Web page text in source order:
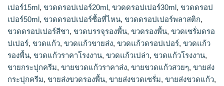
เปอร์15ml, ขวดดรอปเปอร์20ml, ขวดดรอปเปอร์30ml, ขวดดรอป
เปอร์50ml, ขวดดรอปเปอร์ซื้อที่ไหน, ขวดดรอปเปอร์พลาสติก,
ขวดดรอปเปอร์สีชา, ขวดบรรจุรองพื้น, ขวดรองพื้น, ขวดเซรั่มดรอ
ปเปอร์, ขวดแก้ว, ขวดแก้วขายส่ง, ขวดแก้วดรอปเปอร์, ขวดแก้ว
รองพื้น, ขวดแก้วราคาโรงงาน, ขวดแก้วเปล่า, ขวดแก้วโรงงาน,
ขายกระปุกครีม, ขายขวดแก้วราคาส่ง, ขายขวดแก้วสวยๆ, ขายส่ง
กระปุกครีม, ขายส่งขวดรองพื้น, ขายส่งขวดเซรั่ม, ขายส่งขวดแก้ว,